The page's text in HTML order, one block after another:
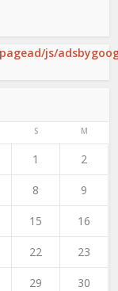
js/
S M
1 2
8 9
15 16
22 23
29 30